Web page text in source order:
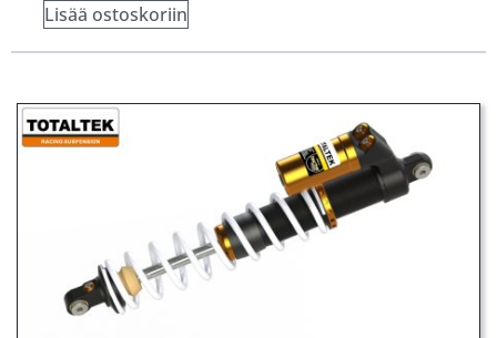
Lisää ostoskoriin